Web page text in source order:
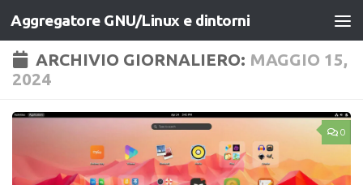
Salta al contenuto
Aggregatore GNU/Linux e dintorni
ARCHIVIO GIORNALIERO: MAGGIO 15,
2024
0